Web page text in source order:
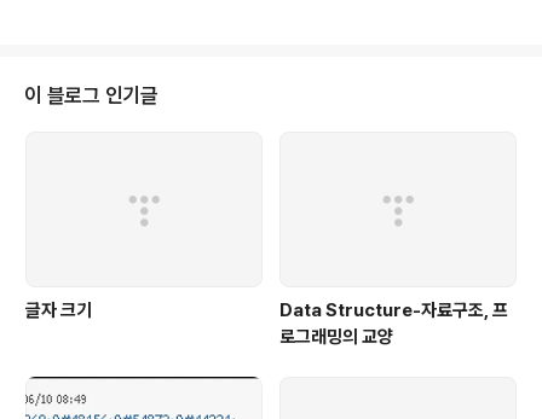
이 블로그 인기글
글자 크기
Data Structure-자료구조, 프
로그래밍의 교양